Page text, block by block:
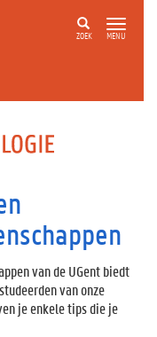
ZOEK MENU
van de UGent biedt
van onze
je enkele tips die je